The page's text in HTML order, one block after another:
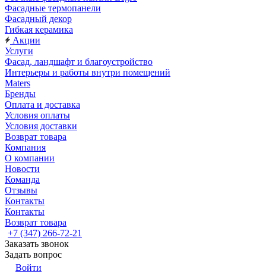
Фасадные термопанели
Фасадный декор
Гибкая керамика
Акции
Услуги
Фасад, ландшафт и благоустройство
Интерьеры и работы внутри помещений
Maters
Бренды
Оплата и доставка
Условия оплаты
Условия доставки
Возврат товара
Компания
О компании
Новости
Команда
Отзывы
Контакты
Контакты
Возврат товара
+7 (347) 266-72-21
Заказать звонок
Задать вопрос
Войти